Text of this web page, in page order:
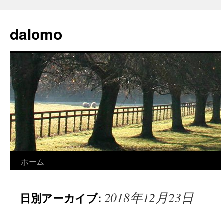
テ
ン
ス
キ
ッ
プ
dalomo
ホーム
日別アーカイブ: 2018年12月23日